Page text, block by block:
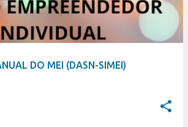
DO MEI (DASN-SIMEI)